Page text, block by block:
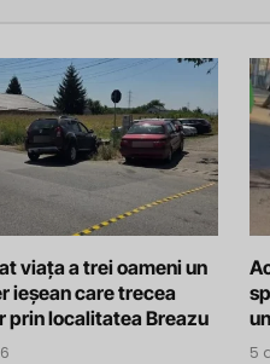
viața a trei oameni un
ieșean care trecea
prin localitatea Breazu
5